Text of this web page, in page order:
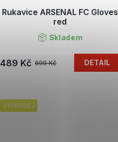
Rukavice ARSENAL FC Gloves
red
Skladem
699 Kč
489 Kč DETAIL
VÝPRODEJ